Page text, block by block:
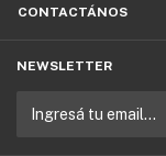
CONTACTÁNOS
NEWSLETTER